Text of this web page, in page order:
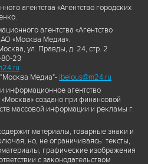
агентства «Агентство городских
агентства «Агентство
АО «Москва Медиа».
ул. Правды, д. 24, стр. 2
80-23
Медиа"- ibelous@m24.ru
информационное агентство
«Москва» создано при финансовой
массовой информации и рекламы г.
материалы, товарные знаки и
но, не ограничиваясь: тексты,
графические изображения
с законодательством